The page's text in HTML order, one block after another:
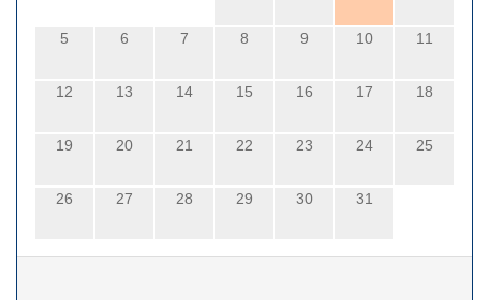
5 6 7 8 9 10 11
12 13 14 15 16 17 18
19 20 21 22 23 24 25
26 27 28 29 30 31